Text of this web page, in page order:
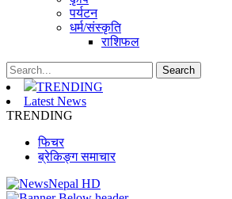
पर्यटन
धर्म/संस्कृति
राशिफल
TRENDING
Latest News
TRENDING
फिचर
ब्रेकिङ्ग समाचार